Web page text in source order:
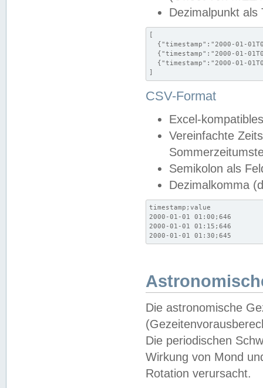
Dezimalpunkt als
[
{"timestamp":"2000-01-
{"timestamp":"2000-01-
{"timestamp":"2000-01-
]
CSV-Format
Excel-
Vereinfachte
Semikolon als
Dezimalkomma
timestamp;value
2000-01-01 01:00;646
2000-01-01 01:15;646
2000-01-01 01:30;645
Die astronomische
Die periodischen
Wirkung von Mond
Rotation verursacht.